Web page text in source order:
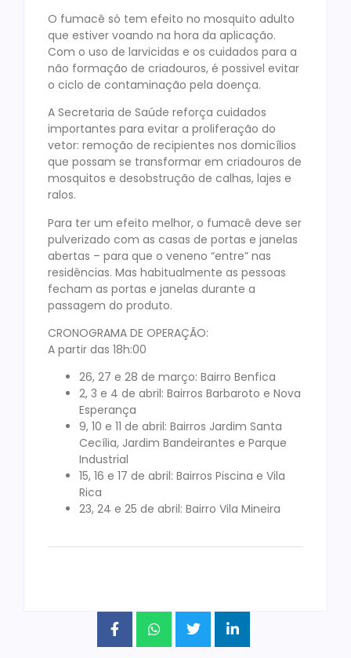
O fumacê só tem efeito no mosquito adulto
que estiver voando na hora da aplicação.
Com o uso de larvicidas e os cuidados para a
não formação de criadouros, é possivel evitar
o ciclo de contaminação pela doença.
A Secretaria de Saúde reforça cuidados
importantes para evitar a proliferação do
vetor: remoção de recipientes nos domicílios
que possam se transformar em criadouros de
mosquitos e desobstrução de calhas, lajes e
ralos.
Para ter um efeito melhor, o fumacê deve ser
pulverizado com as casas de portas e janelas
abertas – para que o veneno “entre” nas
residências. Mas habitualmente as pessoas
fecham as portas e janelas durante a
passagem do produto.
CRONOGRAMA DE OPERAÇÃO:
A partir das 18h:00
26, 27 e 28 de março: Bairro Benfica
2, 3 e 4 de abril: Bairros Barbaroto e Nova
Esperança
9, 10 e 11 de abril: Bairros Jardim Santa
Cecília, Jardim Bandeirantes e Parque
Industrial
15, 16 e 17 de abril: Bairros Piscina e Vila
Rica
23, 24 e 25 de abril: Bairro Vila Mineira